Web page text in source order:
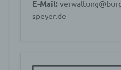
E-Mail:
speyer.de